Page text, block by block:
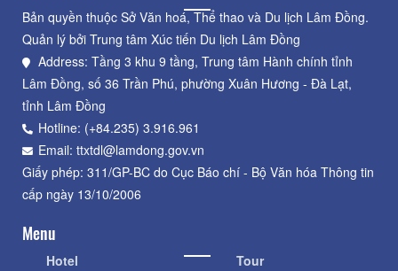
Bản quyền thuộc Sở Văn hoá, Thể thao và Du lịch Lâm Đồng.
Quản lý bởi Trung tâm Xúc tiến Du lịch Lâm Đồng
Address: Tầng 3 khu 9 tầng, Trung tâm Hành chính tỉnh
Lâm Đồng, số 36 Trần Phú, phường Xuân Hương - Đà Lạt,
tỉnh Lâm Đồng
Hotline: (+84.235) 3.916.961
Email: ttxtdl@lamdong.gov.vn
Giấy phép: 311/GP-BC do Cục Báo chí - Bộ Văn hóa Thông tin
cấp ngày 13/10/2006
Menu
Hotel
Tour